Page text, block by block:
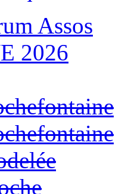
Assos
2026